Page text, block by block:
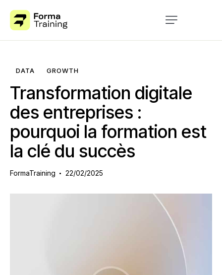
Accueil
À propos
Blog
Contact
DATA GROWTH
Transformation digitale
des entreprises :
pourquoi la formation est
la clé du succès
FormaTraining 22/02/2025